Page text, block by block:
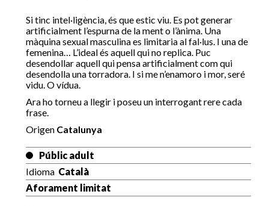
Si tinc intel·ligència, és que estic viu. Es pot generar
artificialment l’espurna de la ment o l’ànima. Una
màquina sexual masculina es limitaria al fal·lus. I una de
femenina… L’ideal és aquell qui no replica. Puc
desendollar aquell qui pensa artificialment com qui
desendolla una torradora. I si me n’enamoro i mor, seré
vidu. O vídua.
Ara ho torneu a llegir i poseu un interrogant rere cada
frase.
Origen Catalunya
Públic adult
Idioma Català
Aforament limitat